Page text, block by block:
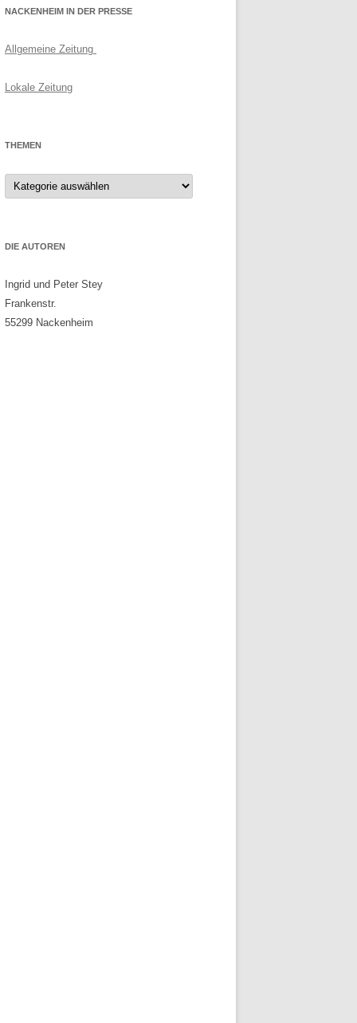
NACKENHEIM IN DER PRESSE
Allgemeine Zeitung
Lokale Zeitung
THEMEN
Themen
DIE AUTOREN
Ingrid und Peter Stey
Frankenstr.
55299 Nackenheim